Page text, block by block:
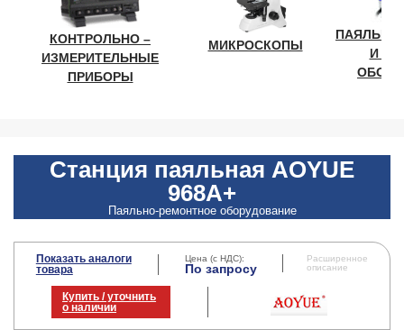
КОНТРОЛЬНО –
ИЗМЕРИТЕЛЬНЫЕ
ПРИБОРЫ
МИКРОСКОПЫ
И
Станция паяльная AOYUE
968A+
Паяльно-ремонтное оборудование
Показать аналоги
товара
Цена (с НДС):
По запросу
Расширенное
описание
Купить / уточнить
о наличии